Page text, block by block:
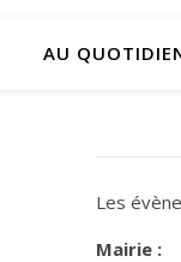
AU
Les
Mairie :